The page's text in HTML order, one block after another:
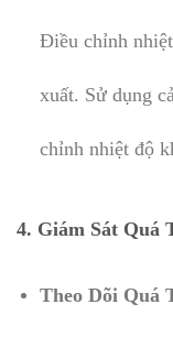
Điều chỉnh
xuất. Sử dụng
chỉnh nhiệt độ
4. Giám Sát Quá
Theo Dõi Quá